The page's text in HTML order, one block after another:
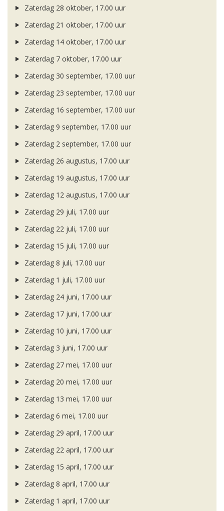
Zaterdag 28 oktober, 17.00 uur
Zaterdag 21 oktober, 17.00 uur
Zaterdag 14 oktober, 17.00 uur
Zaterdag 7 oktober, 17.00 uur
Zaterdag 30 september, 17.00 uur
Zaterdag 23 september, 17.00 uur
Zaterdag 16 september, 17.00 uur
Zaterdag 9 september, 17.00 uur
Zaterdag 2 september, 17.00 uur
Zaterdag 26 augustus, 17.00 uur
Zaterdag 19 augustus, 17.00 uur
Zaterdag 12 augustus, 17.00 uur
Zaterdag 29 juli, 17.00 uur
Zaterdag 22 juli, 17.00 uur
Zaterdag 15 juli, 17.00 uur
Zaterdag 8 juli, 17.00 uur
Zaterdag 1 juli, 17.00 uur
Zaterdag 24 juni, 17.00 uur
Zaterdag 17 juni, 17.00 uur
Zaterdag 10 juni, 17.00 uur
Zaterdag 3 juni, 17.00 uur
Zaterdag 27 mei, 17.00 uur
Zaterdag 20 mei, 17.00 uur
Zaterdag 13 mei, 17.00 uur
Zaterdag 6 mei, 17.00 uur
Zaterdag 29 april, 17.00 uur
Zaterdag 22 april, 17.00 uur
Zaterdag 15 april, 17.00 uur
Zaterdag 8 april, 17.00 uur
Zaterdag 1 april, 17.00 uur